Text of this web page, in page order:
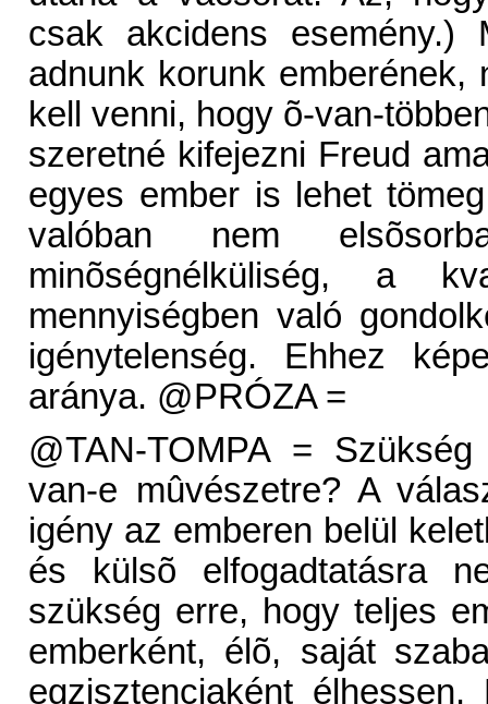
csak akcidens esemény.)
adnunk korunk emberének,
kell venni, hogy õ-van-
szeretné kifejezni Freud
egyes ember is lehet
valóban nem
minõségnélküliség, a
mennyiségben való
igénytelenség. Ehhez
aránya. @PRÓZA =
@TAN-TOMPA =
van-e mûvészetre? A
igény az emberen belül
és külsõ elfogadtatásra
szükség erre, hogy teljes
emberként, élõ, saját
egzisztenciaként